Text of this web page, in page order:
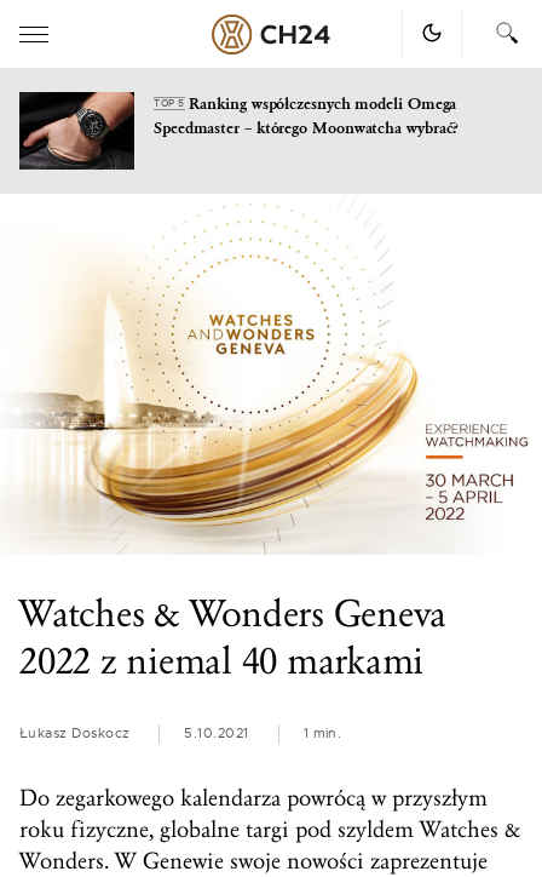
TOP 5Ranking współczesnych modeli Omega
Speedmaster – którego Moonwatcha wybrać?
Watches & Wonders Geneva
2022 z niemal 40 markami
Łukasz Doskocz 5.10.2021 1 min.
Do zegarkowego kalendarza powrócą w przyszłym
roku fizyczne, globalne targi pod szyldem Watches &
Wonders. W Genewie swoje nowości zaprezentuje